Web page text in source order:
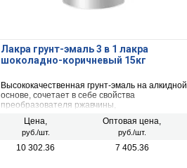
Лакра грунт-эмаль 3 в 1 лакра
шоколадно-коричневый 15кг
Высококачественная грунт-эмаль на алкидной
основе, сочетает в себе свойства
преобразователя ржавчины,
эмали.Цена,
руб./шт.
Оптовая цена,
руб./шт.
10 302.36 7 405.36